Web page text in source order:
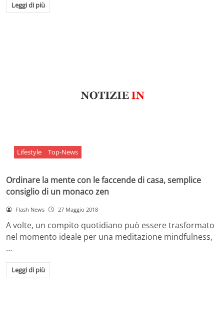
Leggi di più
Lifestyle Top-News
Ordinare la mente con le faccende di casa, semplice
consiglio di un monaco zen
Flash News 27 Maggio 2018
A volte, un compito quotidiano può essere trasformato
nel momento ideale per una meditazione mindfulness,
…
Leggi di più